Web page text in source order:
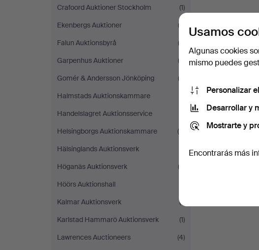
Crafoord Auktioner Stockholm
(1)
Ekenbergs Auktioner
(3)
Falun Auktionsbyrå
(2)
Garpenhus Auktioner
(3)
Gomér & Andersson Jönköping
(3)
Halmstads Auktionskammare
Handelslagret Auktionsservice
Helsingborgs Auktionskammare
(8)
Hälsinglands Auktionsverk
Höganäs Auktionsverk
(3)
Höörs Auktionshall
Kalmar Auktionsverk
(1)
Karlstad Hammarö Auktionsverk
(1)
Lawrences Auctioneers
(4)
Usamos
Algunas cookies
mismo puedes
Personalizar
Desarrollar y
Mostrarte y
Encontrarás más